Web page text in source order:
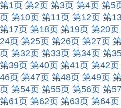
第1页 第2页 第3页 第4页 第5
页 第10页 第11页 第12页 第
第17页 第18页 第19页 第20页
24页 第25页 第26页 第27页
页 第32页 第33页 第34页 第
第39页 第40页 第41页 第42页
46页 第47页 第48页 第49页
页 第54页 第55页 第56页 第
第61页 第62页 第63页 第64页